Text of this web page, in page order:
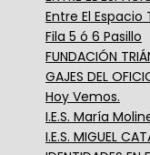
Entre El Espacio
Fila 5 ó 6 Pasillo
FUNDACIÓN
GAJES DEL
Hoy Vemos.
I.E.S. María
I.E.S. MIGUEL